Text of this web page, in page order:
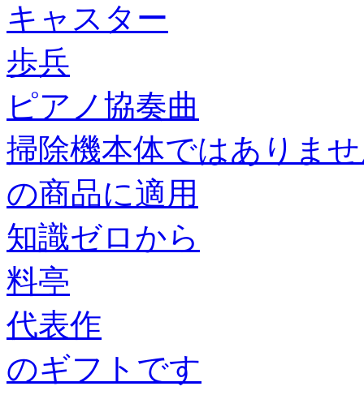
キャスター
歩兵
ピアノ協奏曲
掃除機本体ではありま
の商品に適用
知識ゼロから
料亭
代表作
のギフトです